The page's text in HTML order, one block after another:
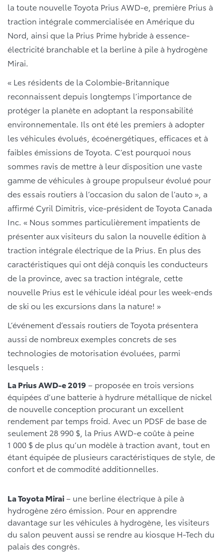
la toute nouvelle Toyota Prius AWD-e, première Prius à
traction intégrale commercialisée en Amérique du
Nord, ainsi que la Prius Prime hybride à essence-
électricité branchable et la berline à pile à hydrogène
Mirai.
« Les résidents de la Colombie-Britannique
reconnaissent depuis longtemps l’importance de
protéger la planète en adoptant la responsabilité
environnementale. Ils ont été les premiers à adopter
les véhicules évolués, écoénergétiques, efficaces et à
faibles émissions de Toyota. C’est pourquoi nous
sommes ravis de mettre à leur disposition une vaste
gamme de véhicules à groupe propulseur évolué pour
des essais routiers à l’occasion du salon de l’auto », a
affirmé Cyril Dimitris, vice-président de Toyota Canada
Inc. « Nous sommes particulièrement impatients de
présenter aux visiteurs du salon la nouvelle édition à
traction intégrale électrique de la Prius. En plus des
caractéristiques qui ont déjà conquis les conducteurs
de la province, avec sa traction intégrale, cette
nouvelle Prius est le véhicule idéal pour les week-ends
de ski ou les excursions dans la nature! »
L’événement d’essais routiers de Toyota présentera
aussi de nombreux exemples concrets de ses
technologies de motorisation évoluées, parmi
lesquels :
La Prius AWD-e 2019 – proposée en trois versions
équipées d’une batterie à hydrure métallique de nickel
de nouvelle conception procurant un excellent
rendement par temps froid. Avec un PDSF de base de
seulement 28 990 $, la Prius AWD-e coûte à peine
1 000 $ de plus qu’un modèle à traction avant, tout en
étant équipée de plusieurs caractéristiques de style, de
confort et de commodité additionnelles.
La Toyota Mirai– une berline électrique à pile à
hydrogène zéro émission. Pour en apprendre
davantage sur les véhicules à hydrogène, les visiteurs
du salon peuvent aussi se rendre au kiosque H-Tech du
palais des congrès.